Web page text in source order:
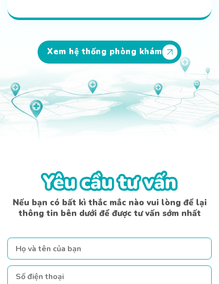
Xem hệ thống phòng khám
Yêu cầu tư vấn
Yêu cầu tư vấn
Nếu bạn có bất kì thắc mắc nào vui lòng để lại
thông tin bên dưới để được tư vấn sớm nhất